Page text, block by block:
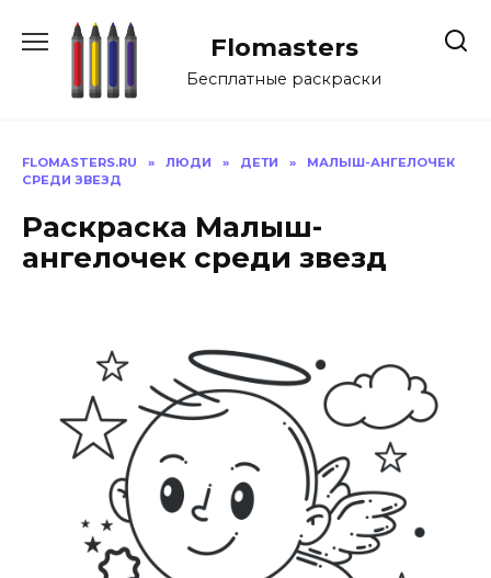
Flomasters
Бесплатные раскраски
FLOMASTERS.RU » ЛЮДИ » ДЕТИ »
МАЛЫШ-АНГЕЛОЧЕК
СРЕДИ ЗВЕЗД
Раскраска Малыш-
ангелочек среди звезд